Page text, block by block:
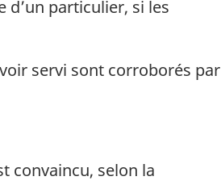
particulier, si les
servi sont corroborés par
convaincu, selon la